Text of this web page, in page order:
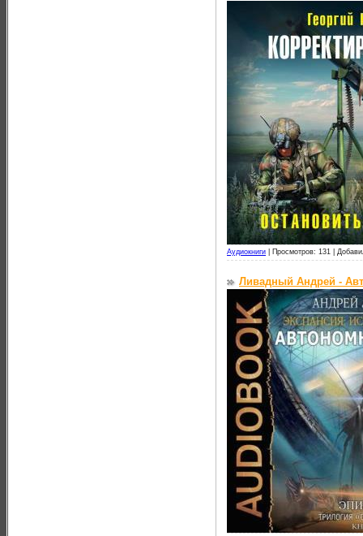
Аудиокниги Просмотров: 131 |
Ливадный Андрей -